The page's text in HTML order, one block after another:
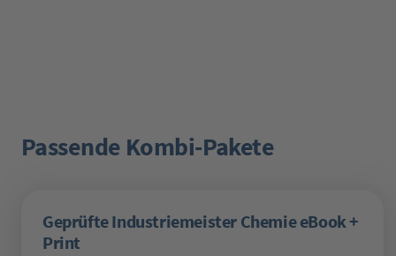
Produktgalerie überspringen
Passende Kombi-Pakete
Geprüfte Industriemeister Chemie eBook +
Print